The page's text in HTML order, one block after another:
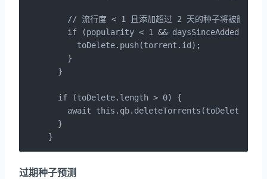
    // 流行度 < 1 且添加超过 2 天的种子将被删除
if (popularity < 1 && daysSinceAdded > 2)
      toDelete.push(torrent.id);
    }
  }
  if (toDelete.length > 0) {
await this.qb.deleteTorrents(toDelete,
  }
}
过期种子预测